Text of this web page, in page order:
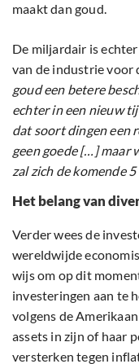
maakt dan goud.
De miljardair is
van de industrie voor
goud een betere
echter in een nieuw
dat soort dingen een
geen goede […] maar
zal zich de komende
Het belang van
Verder wees de
wereldwijde
wijs om op dit
investeringen aan te
volgens de
assets in zijn of haar
versterken tegen